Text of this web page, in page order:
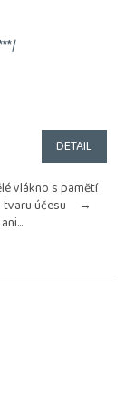
DETAIL
vlákno s pamětí
tvaru účesu →